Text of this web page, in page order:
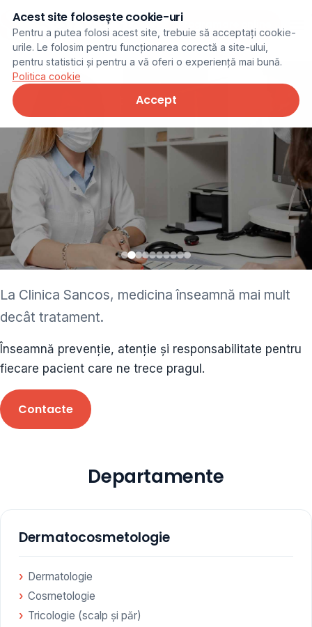
Programare online
ginecolog • cardiolog •
ORL • endocrinolog
Cât și alte specialități medicale, toate în cadrul aceleiași
Clinici
Programare
La Clinica Sancos, medicina înseamnă mai mult
decât tratament.
Înseamnă prevenție, atenție și responsabilitate pentru
fiecare pacient care ne trece pragul.
Contacte
Departamente
Dermatocosmetologie
Dermatologie
Cosmetologie
Tricologie (scalp și păr)
Acest site folosește cookie-uri
Pentru a putea folosi acest site, trebuie să acceptați cookie-
urile. Le folosim pentru funcționarea corectă a site-ului,
pentru statistici și pentru a vă oferi o experiență mai bună.
Politica cookie
Accept